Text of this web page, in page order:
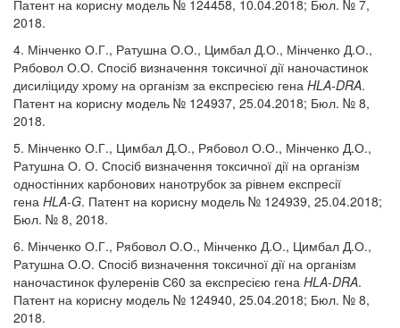
Патент на корисну модель № 124458, 10.04.2018; Бюл. № 7,
2018.
4. Мінченко О.Г., Ратушна О.О., Цимбал Д.О., Мінченко Д.О.,
Рябовол О.О. Спосіб визначення токсичної дії наночастинок
дисиліциду хрому на організм за експресією гена HLA-DRA.
Патент на корисну модель № 124937, 25.04.2018; Бюл. № 8,
2018.
5. Мінченко О.Г., Цимбал Д.О., Рябовол О.О., Мінченко Д.О.,
Ратушна О. О. Спосіб визначення токсичної дії на організм
одностінних карбонових нанотрубок за рівнем експресії
гена HLA-G. Патент на корисну модель № 124939, 25.04.2018;
Бюл. № 8, 2018.
6. Мінченко О.Г., Рябовол О.О., Мінченко Д.О., Цимбал Д.О.,
Ратушна О.О. Спосіб визначення токсичної дії на організм
наночастинок фулеренів С60 за експресією гена HLA-DRA.
Патент на корисну модель № 124940, 25.04.2018; Бюл. № 8,
2018.